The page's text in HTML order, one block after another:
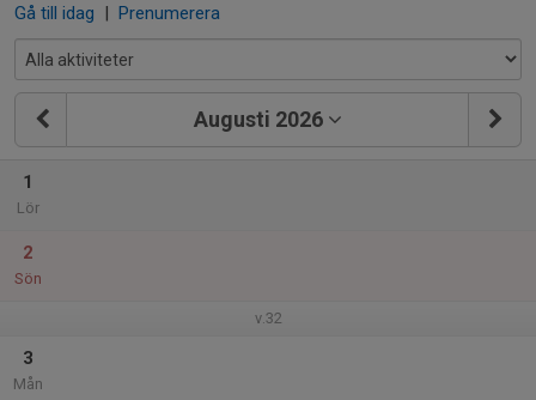
Gå till idag | Prenumerera
Augusti 2026
1
Lör
2
Sön
v.32
3
Mån